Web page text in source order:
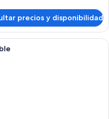
precios y disponibilidad
Habitación de hotel moderna con